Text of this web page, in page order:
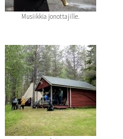
Musiikkia jonottajille.